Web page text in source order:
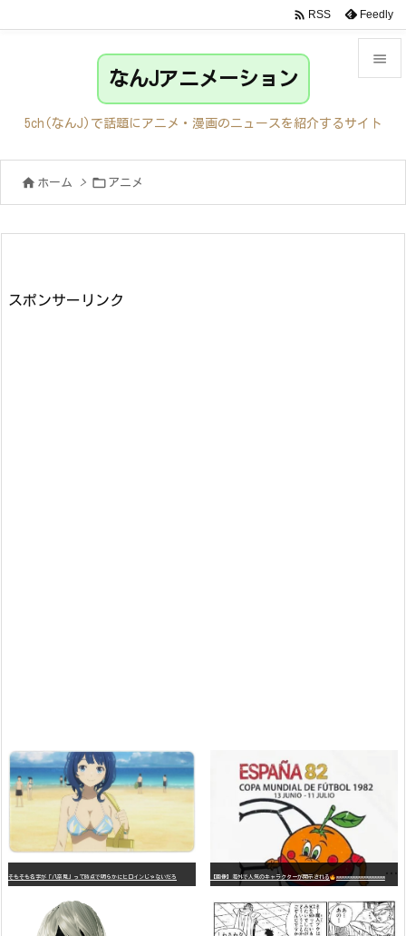

サイド
前へ

 RSS Feedly
なんJアニメーション
5ch(なんJ)で話題にアニメ・漫画のニュースを紹介するサイト
 ホーム >  アニメ
スポンサーリンク
そもそも名字が「八奈見」って時点で明らかにヒロインじゃないだろ 【画像】海外で人気のキャラクターが開示される wwwwwwwwwwwwwwwwwwwwwwwwwwwwwwwwwwwwwwwwwwwwwwwww